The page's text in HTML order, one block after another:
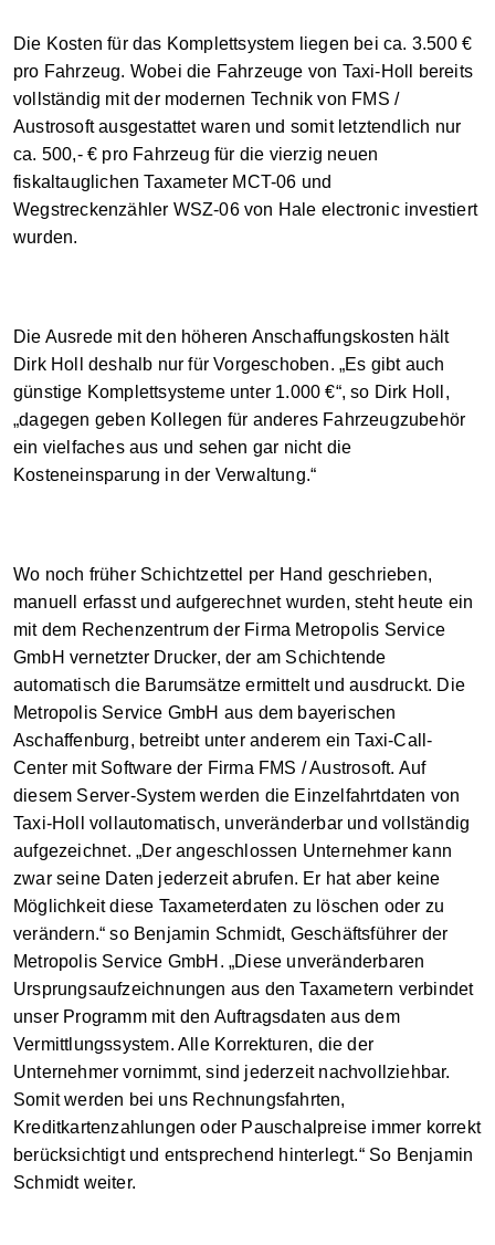
Die Kosten für das Komplettsystem liegen bei ca. 3.500 €
pro Fahrzeug. Wobei die Fahrzeuge von Taxi-Holl bereits
vollständig mit der modernen Technik von FMS /
Austrosoft ausgestattet waren und somit letztendlich nur
ca. 500,- € pro Fahrzeug für die vierzig neuen
fiskaltauglichen Taxameter MCT-06 und
Wegstreckenzähler WSZ-06 von Hale electronic investiert
wurden.
Die Ausrede mit den höheren Anschaffungskosten hält
Dirk Holl deshalb nur für Vorgeschoben. „Es gibt auch
günstige Komplettsysteme unter 1.000 €“, so Dirk Holl,
„dagegen geben Kollegen für anderes Fahrzeugzubehör
ein vielfaches aus und sehen gar nicht die
Kosteneinsparung in der Verwaltung.“
Wo noch früher Schichtzettel per Hand geschrieben,
manuell erfasst und aufgerechnet wurden, steht heute ein
mit dem Rechenzentrum der Firma Metropolis Service
GmbH vernetzter Drucker, der am Schichtende
automatisch die Barumsätze ermittelt und ausdruckt. Die
Metropolis Service GmbH aus dem bayerischen
Aschaffenburg, betreibt unter anderem ein Taxi-Call-
Center mit Software der Firma FMS / Austrosoft. Auf
diesem Server-System werden die Einzelfahrtdaten von
Taxi-Holl vollautomatisch, unveränderbar und vollständig
aufgezeichnet. „Der angeschlossen Unternehmer kann
zwar seine Daten jederzeit abrufen. Er hat aber keine
Möglichkeit diese Taxameterdaten zu löschen oder zu
verändern.“ so Benjamin Schmidt, Geschäftsführer der
Metropolis Service GmbH. „Diese unveränderbaren
Ursprungsaufzeichnungen aus den Taxametern verbindet
unser Programm mit den Auftragsdaten aus dem
Vermittlungssystem. Alle Korrekturen, die der
Unternehmer vornimmt, sind jederzeit nachvollziehbar.
Somit werden bei uns Rechnungsfahrten,
Kreditkartenzahlungen oder Pauschalpreise immer korrekt
berücksichtigt und entsprechend hinterlegt.“ So Benjamin
Schmidt weiter.